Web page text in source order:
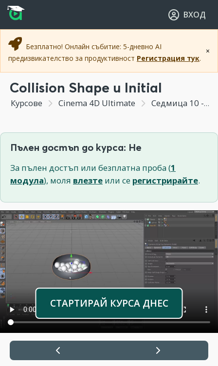
Прескочи към основното съдържание
Прескочи към навигацията
ВХОД
×
Безплатно! Онлайн събитие: 5-дневно AI
предизвикателство за продуктивност Регистрация тук.
Collision Shape и Initial
Курсове Cinema 4D Ultimate Седмица 10 - Симулация на твърди и меки тела с Dynamics
Пълен достъп до курса: Не
За пълен достъп или безплатна проба (1
модула), моля влезте или се регистрирайте.
СТАРТИРАЙ КУРСА ДНЕС